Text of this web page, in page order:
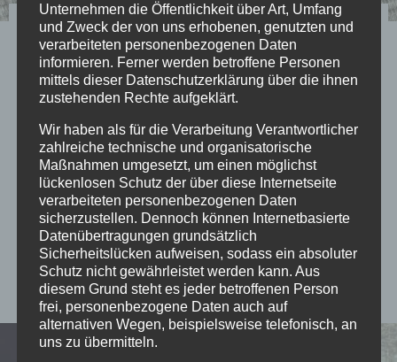
Alltag der
Verschickungskinder –
Studie des Diakonischen
Werks Württemberg, von
Gudrun Silberzahn-Jandt
Studie des Diakonischen Werks Württemberg
von Gudrun Silberzahn-Jandt, sie erforschte den
Alltag in drei ausgewählten Heimen ihres Trägers
Unternehmen die Öffentlichkeit über Art, Umfang
und Zweck der von uns erhobenen, genutzten und
verarbeiteten personenbezogenen Daten
informieren. Ferner werden betroffene Personen
mittels dieser Datenschutzerklärung über die ihnen
zustehenden Rechte aufgeklärt.
Wir haben als für die Verarbeitung Verantwortlicher
zahlreiche technische und organisatorische
Maßnahmen umgesetzt, um einen möglichst
lückenlosen Schutz der über diese Internetseite
verarbeiteten personenbezogenen Daten
sicherzustellen. Dennoch können Internetbasierte
Datenübertragungen grundsätzlich
Sicherheitslücken aufweisen, sodass ein absoluter
Schutz nicht gewährleistet werden kann. Aus
diesem Grund steht es jeder betroffenen Person
frei, personenbezogene Daten auch auf
alternativen Wegen, beispielsweise telefonisch, an
uns zu übermitteln.